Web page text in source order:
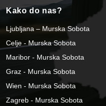
Kako do nas?
Ljubljana – Murska Sobota
Celje - Murska Sobota
Maribor - Murska Sobota
Graz - Murska Sobota
Wien - Murska Sobota
Zagreb - Murska Sobota